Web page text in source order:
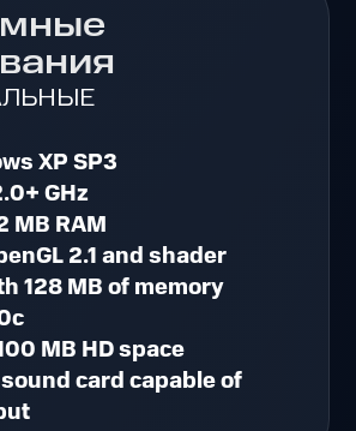
XP SP3
GHz
MB RAM
2.1 and shader
128 MB of memory
MB HD space
card capable of